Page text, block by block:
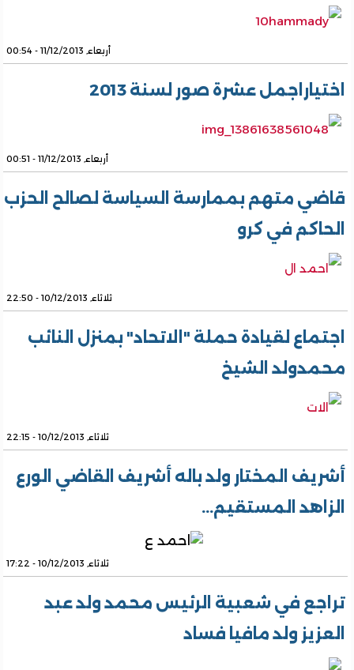
أربعاء, 11/12/2013 - 00:54
اختياراجمل عشرة صور لسنة 2013
أربعاء, 11/12/2013 - 00:51
قاضي متهم بممارسة السياسة لصالح الحزب
الحاكم في كرو
ثلاثاء, 10/12/2013 - 22:50
اجتماع لقيادة حملة "الاتحاد" بمنزل النائب
محمدولد الشيخ
ثلاثاء, 10/12/2013 - 22:15
أشريف المختار ولد باله أشريف القاضي الورع
الزاهد المستقيم...
ثلاثاء, 10/12/2013 - 17:22
تراجع في شعبية الرئيس محمد ولد عبد
العزيز ولد مافيا فساد